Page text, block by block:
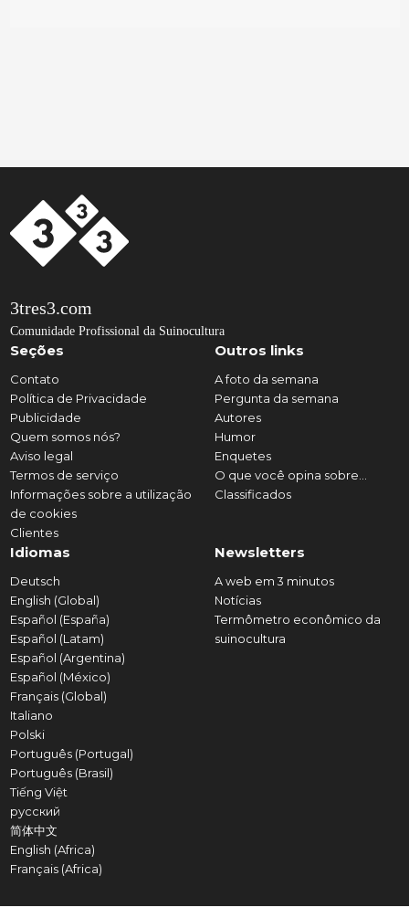
3tres3.com
Comunidade Profissional da Suinocultura
Seções
Contato
Política de Privacidade
Publicidade
Quem somos nós?
Aviso legal
Termos de serviço
Informações sobre a utilização
de cookies
Clientes
Outros links
A foto da semana
Pergunta da semana
Autores
Humor
Enquetes
O que você opina sobre...
Classificados
Idiomas
Deutsch
English (Global)
Español (España)
Español (Latam)
Español (Argentina)
Español (México)
Français (Global)
Italiano
Polski
Português (Portugal)
Português (Brasil)
Tiếng Việt
русский
简体中文
English (Africa)
Français (Africa)
Newsletters
A web em 3 minutos
Notícias
Termômetro econômico da
suinocultura